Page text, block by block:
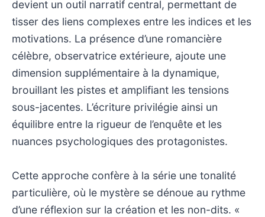
devient un outil narratif central, permettant de
tisser des liens complexes entre les indices et les
motivations. La présence d’une romancière
célèbre, observatrice extérieure, ajoute une
dimension supplémentaire à la dynamique,
brouillant les pistes et amplifiant les tensions
sous-jacentes. L’écriture privilégie ainsi un
équilibre entre la rigueur de l’enquête et les
nuances psychologiques des protagonistes.
Cette approche confère à la série une tonalité
particulière, où le mystère se dénoue au rythme
d’une réflexion sur la création et les non-dits. «